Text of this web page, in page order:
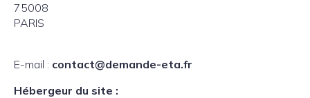
75008
PARIS
E-mail : contact@demande-eta.fr
Hébergeur du site :